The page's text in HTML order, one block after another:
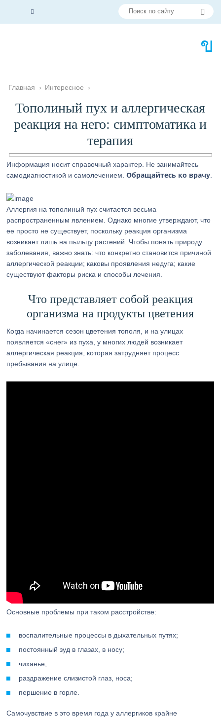
Главная › Интересное ›
Тополиный пух и аллергическая
реакция на него: симптоматика и
терапия
Информация носит справочный характер. Не занимайтесь
самодиагностикой и самолечением.Обращайтесь ко врачу
Аллергия на тополиный пух считается весьма
распространенным явлением. Однако многие утверждают, что
ее просто не существует, поскольку реакция организма
возникает лишь на пыльцу растений. Чтобы понять природу
заболевания, важно знать: что конкретно становится причиной
аллергической реакции; каковы проявления недуга; какие
существуют факторы риска и способы лечения.
Что представляет собой реакция
организма на продукты цветения
Когда начинается сезон цветения тополя, и на улицах
появляется «снег» из пуха, у многих людей возникает
аллергическая реакция, которая затрудняет процесс
пребывания на улице.
Основные проблемы при таком расстройстве:
воспалительные процессы в дыхательных путях;
постоянный зуд в глазах, в носу;
чиханье;
раздражение слизистой глаз, носа;
першение в горле.
Самочувствие в это время года у аллергиков крайне